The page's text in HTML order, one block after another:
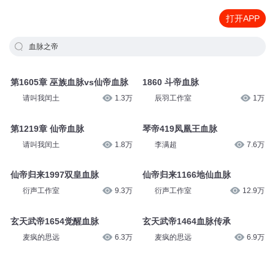
打开APP
血脉之帝
第1605章 巫族血脉vs仙帝血脉
请叫我闰土 1.3万
第1219章 仙帝血脉
请叫我闰土 1.8万
仙帝归来1997双皇血脉
衍声工作室 9.3万
玄天武帝1654觉醒血脉
麦疯的思远 6.3万
1860 斗帝血脉
辰羽工作室 1万
琴帝419凤凰王血脉
李满超 7.6万
仙帝归来1166地仙血脉
衍声工作室 12.9万
玄天武帝1464血脉传承
麦疯的思远 6.9万